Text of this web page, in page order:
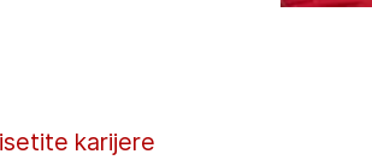
karijere